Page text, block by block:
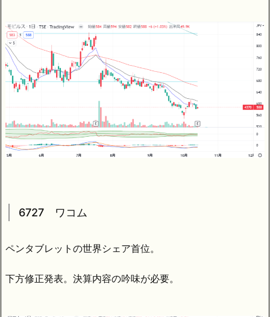
6727 ワコム
ペンタブレットの世界シェア首位。
下方修正発表。決算内容の吟味が必要。